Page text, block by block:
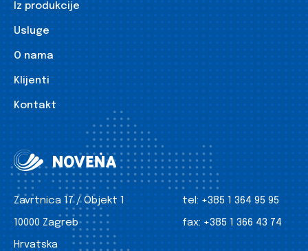
Iz produkcije
Usluge
O nama
Klijenti
Kontakt
Zavrtnica 17 / Objekt 1
10000 Zagreb
Hrvatska
tel: +385 1 364 95 95
fax: +385 1 366 43 74